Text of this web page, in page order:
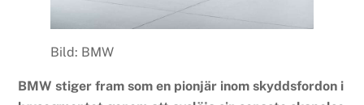
Bild: BMW
BMW stiger fram som en pionjär inom skyddsfordon i